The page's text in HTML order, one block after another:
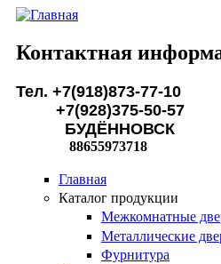
Перейти к основному содержанию
Контактная
Тел. +7(918)873-77-10
+7(928)375-50-57
БУДЁННОВСК
88655973718
Главная
Каталог продукции
Межкомнатные
Металлические
Фурнитура